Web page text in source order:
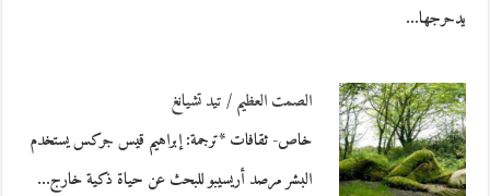
يدحرجها…
الصمت العظيم / تيد تشيانغ
خاص- ثقافات *ترجمة: إبراهيم قيس جركس يستخدم
البشر مرصد أريسيبو للبحث عن حياة ذكية خارج…